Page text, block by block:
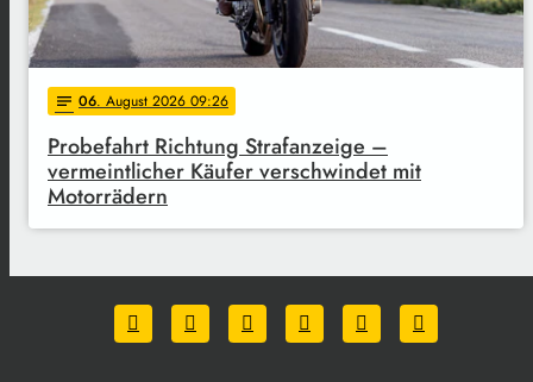
notes 06. August 2026 09:26
Probefahrt Richtung Strafanzeige –
vermeintlicher Käufer verschwindet mit
Motorrädern